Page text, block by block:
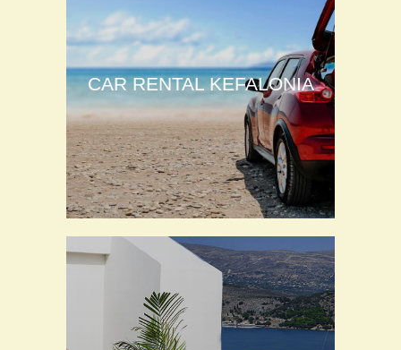
CAR RENTAL KEFALONIA